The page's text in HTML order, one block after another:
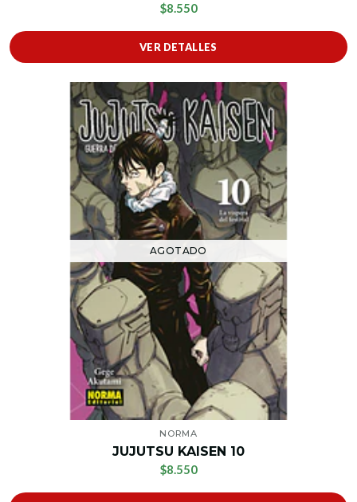
$8.550
VER DETALLES
AGOTADO
NORMA
JUJUTSU KAISEN 10
$8.550